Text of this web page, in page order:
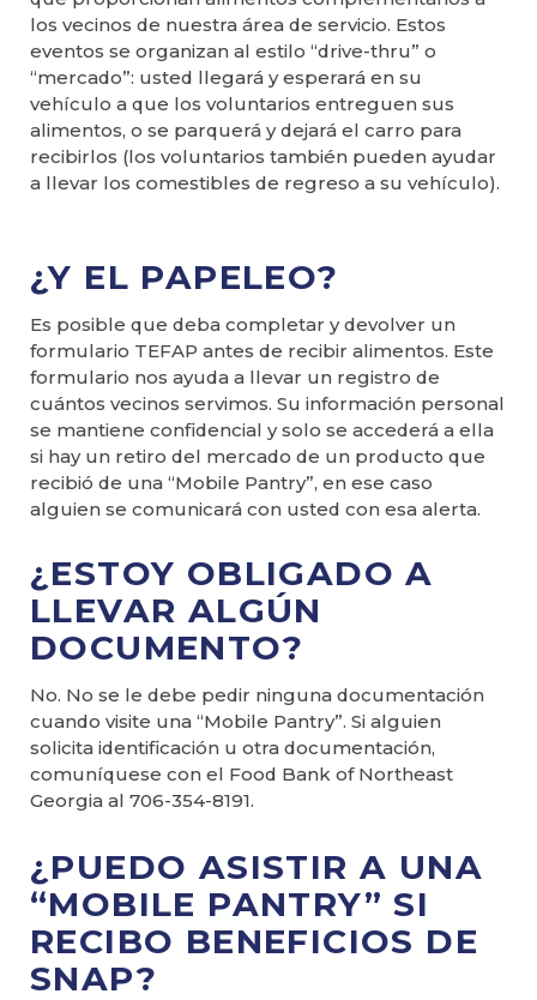
los vecinos de nuestra área de servicio. Estos
eventos se organizan al estilo “drive-thru” o
“mercado”: usted llegará y esperará en su
vehículo a que los voluntarios entreguen sus
alimentos, o se parquerá y dejará el carro para
recibirlos (los voluntarios también pueden ayudar
a llevar los comestibles de regreso a su vehículo).
¿Y EL PAPELEO?
Es posible que deba completar y devolver un
formulario TEFAP antes de recibir alimentos. Este
formulario nos ayuda a llevar un registro de
cuántos vecinos servimos. Su información personal
se mantiene confidencial y solo se accederá a ella
si hay un retiro del mercado de un producto que
recibió de una “Mobile Pantry”, en ese caso
alguien se comunicará con usted con esa alerta.
¿ESTOY OBLIGADO A
LLEVAR ALGÚN
DOCUMENTO?
No. No se le debe pedir ninguna documentación
cuando visite una “Mobile Pantry”. Si alguien
solicita identificación u otra documentación,
comuníquese con el Food Bank of Northeast
Georgia al 706-354-8191.
¿PUEDO ASISTIR A UNA
“MOBILE PANTRY” SI
RECIBO BENEFICIOS DE
SNAP?